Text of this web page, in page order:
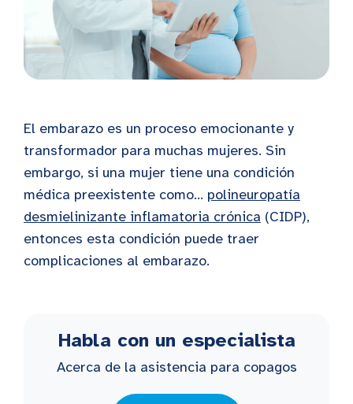
El embarazo es un proceso emocionante y
transformador para muchas mujeres. Sin
embargo, si una mujer tiene una condición
médica preexistente como... polineuropatía
desmielinizante inflamatoria crónica (CIDP),
entonces esta condición puede traer
complicaciones al embarazo.
Habla con un especialista
Acerca de la asistencia para copagos